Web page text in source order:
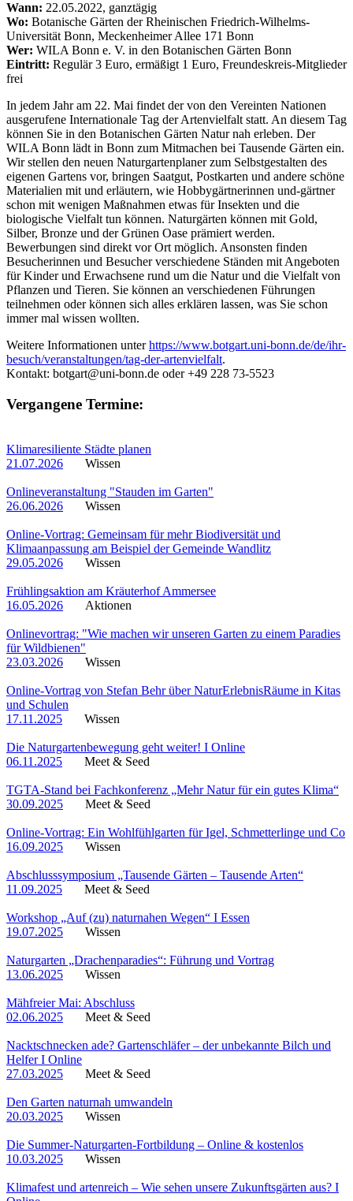
Wann: 22.05.2022, ganztägig
Wo: Botanische Gärten der Rheinischen Friedrich-Wilhelms-
Universität Bonn, Meckenheimer Allee 171 Bonn
Wer: WILA Bonn e. V. in den Botanischen Gärten Bonn
Eintritt: Regulär 3 Euro, ermäßigt 1 Euro, Freundeskreis-Mitglieder
frei
In jedem Jahr am 22. Mai findet der von den Vereinten Nationen
ausgerufene Internationale Tag der Artenvielfalt statt. An diesem Tag
können Sie in den Botanischen Gärten Natur nah erleben. Der
WILA Bonn lädt in Bonn zum Mitmachen bei Tausende Gärten ein.
Wir stellen den neuen Naturgartenplaner zum Selbstgestalten des
eigenen Gartens vor, bringen Saatgut, Postkarten und andere schöne
Materialien mit und erläutern, wie Hobbygärtnerinnen und-gärtner
schon mit wenigen Maßnahmen etwas für Insekten und die
biologische Vielfalt tun können. Naturgärten können mit Gold,
Silber, Bronze und der Grünen Oase prämiert werden.
Bewerbungen sind direkt vor Ort möglich. Ansonsten finden
Besucherinnen und Besucher verschiedene Ständen mit Angeboten
für Kinder und Erwachsene rund um die Natur und die Vielfalt von
Pflanzen und Tieren. Sie können an verschiedenen Führungen
teilnehmen oder können sich alles erklären lassen, was Sie schon
immer mal wissen wollten.
Weitere Informationen unterhttps://www.botgart.uni-bonn.de/de/ihr-
besuch/veranstaltungen/tag-der-artenvielfalt.
Kontakt: botgart@uni-bonn.de oder +49 228 73-5523
Vergangene Termine:
Klimaresiliente Städte planen
21.07.2026
Wissen
Onlineveranstaltung "Stauden im Garten"
26.06.2026
Wissen
Online-Vortrag: Gemeinsam für mehr Biodiversität und
Klimaanpassung am Beispiel der Gemeinde Wandlitz
29.05.2026
Wissen
Frühlingsaktion am Kräuterhof Ammersee
16.05.2026
Aktionen
Onlinevortrag: "Wie machen wir unseren Garten zu einem Paradies
für Wildbienen"
23.03.2026
Wissen
Online-Vortrag von Stefan Behr über NaturErlebnisRäume in Kitas
und Schulen
17.11.2025
Wissen
Die Naturgartenbewegung geht weiter! I Online
06.11.2025
Meet & Seed
TGTA-Stand bei Fachkonferenz „Mehr Natur für ein gutes Klima“
30.09.2025
Meet & Seed
Online-Vortrag: Ein Wohlfühlgarten für Igel, Schmetterlinge und Co
16.09.2025
Wissen
Abschlusssymposium „Tausende Gärten – Tausende Arten“
11.09.2025
Meet & Seed
Workshop „Auf (zu) naturnahen Wegen“ I Essen
19.07.2025
Wissen
Naturgarten „Drachenparadies“: Führung und Vortrag
13.06.2025
Wissen
Mähfreier Mai: Abschluss
02.06.2025
Meet & Seed
Nacktschnecken ade? Gartenschläfer – der unbekannte Bilch und
Helfer I Online
27.03.2025
Meet & Seed
Den Garten naturnah umwandeln
20.03.2025
Wissen
Die Summer-Naturgarten-Fortbildung – Online & kostenlos
10.03.2025
Wissen
Klimafest und artenreich – Wie sehen unsere Zukunftsgärten aus? I